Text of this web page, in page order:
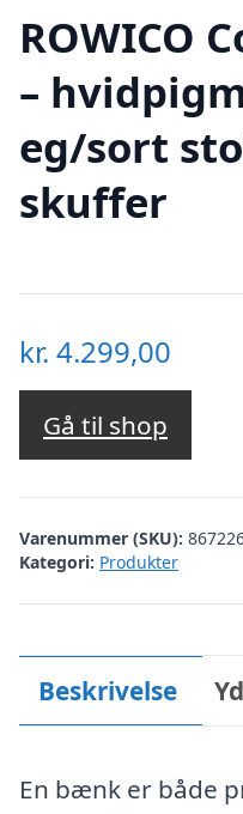
ROWICO
–
eg/sort
skuffer
kr. 4.299,00
Gå til shop
Varenummer (SKU):
Kategori: Produkter
Beskrivelse
En bænk er både